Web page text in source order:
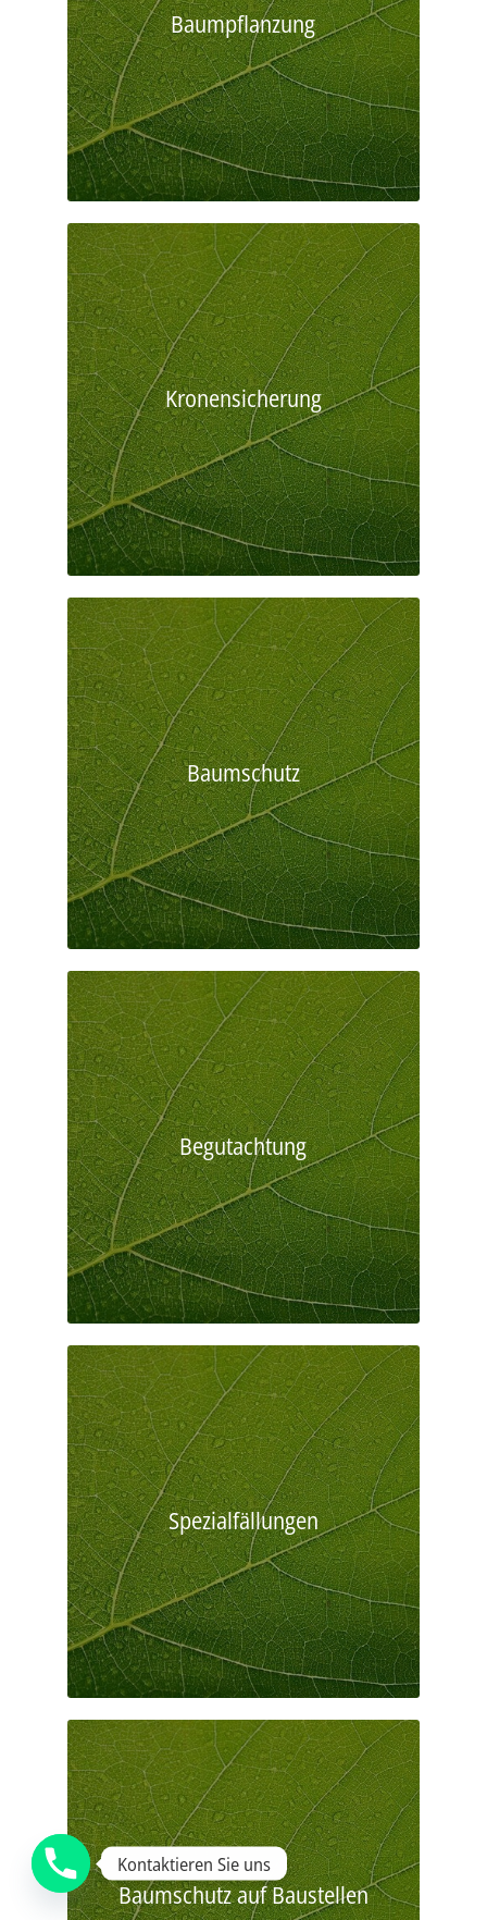
Baumpflanzung
Kronensicherung
Baumschutz
Begutachtung
Spezialfällungen
Baumschutz auf Baustellen
Kontaktieren Sie uns